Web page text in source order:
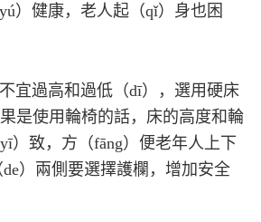
）健康，老人起（qǐ）身也困
過高和過低（dī），選用硬床
是使用輪椅的話，床的高度和輪
）致，方（fāng）便老年人上下
de）兩側要選擇護欄，增加安全